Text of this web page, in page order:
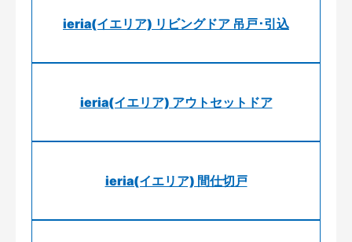
ieria(イエリア) リビングドア 吊戸･引込
ieria(イエリア) アウトセットドア
ieria(イエリア) 間仕切戸